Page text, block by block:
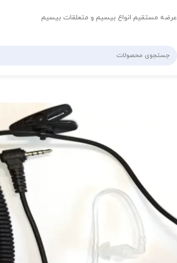
عرضه مستقیم انواع بیسیم و متعلقات بیسیم